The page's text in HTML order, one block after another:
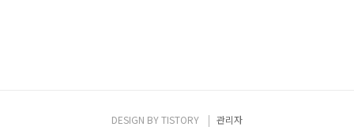
DESIGN BYTISTORY 관리자